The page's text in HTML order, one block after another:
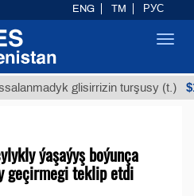
glisirrizin turşusy (t.)
ýaşaýyş boýunça
geçirmegi teklip etdi
ENG TM РУС